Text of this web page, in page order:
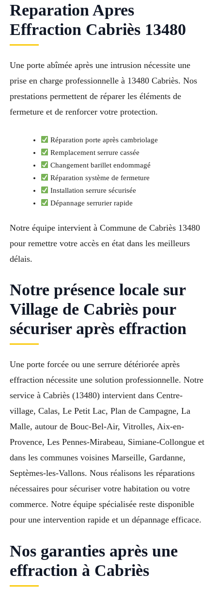
Reparation Apres
Effraction Cabriès 13480
Une porte abîmée après une intrusion nécessite une
prise en charge professionnelle à 13480 Cabriès. Nos
prestations permettent de réparer les éléments de
fermeture et de renforcer votre protection.
Réparation porte après cambriolage
Remplacement serrure cassée
Changement barillet endommagé
Réparation système de fermeture
Installation serrure sécurisée
Dépannage serrurier rapide
Notre équipe intervient à Commune de Cabriès 13480
pour remettre votre accès en état dans les meilleurs
délais.
Notre présence locale sur
Village de Cabriès pour
sécuriser après effraction
Une porte forcée ou une serrure détériorée après
effraction nécessite une solution professionnelle. Notre
service à Cabriès (13480) intervient dans Centre-
village, Calas, Le Petit Lac, Plan de Campagne, La
Malle, autour de Bouc-Bel-Air, Vitrolles, Aix-en-
Provence, Les Pennes-Mirabeau, Simiane-Collongue et
dans les communes voisines Marseille, Gardanne,
Septèmes-les-Vallons. Nous réalisons les réparations
nécessaires pour sécuriser votre habitation ou votre
commerce. Notre équipe spécialisée reste disponible
pour une intervention rapide et un dépannage efficace.
Nos garanties après une
effraction à Cabriès